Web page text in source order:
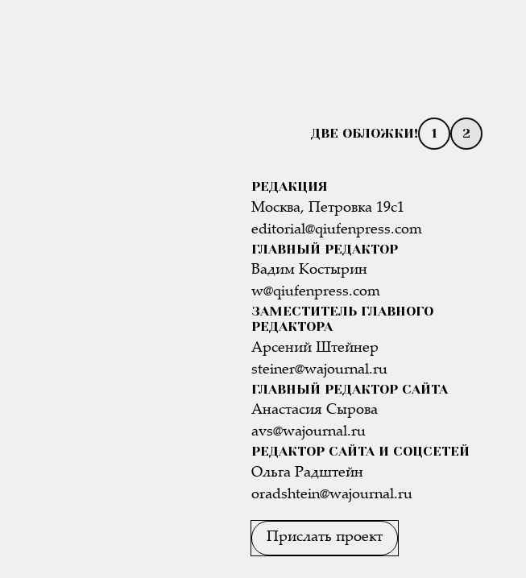
1 2
РЕДАКЦИЯ
Москва, Петровка 19с1
editorial@qiufenpress.com
ГЛАВНЫЙ РЕДАКТОР
Вадим Костырин
w@qiufenpress.com
ЗАМЕСТИТЕЛЬ ГЛАВНОГО
РЕДАКТОРА
Арсений Штейнер
steiner@wajournal.ru
ГЛАВНЫЙ РЕДАКТОР САЙТА
Анастасия Сырова
avs@wajournal.ru
РЕДАКТОР САЙТА И СОЦСЕТЕЙ
Ольга Радштейн
oradshtein@wajournal.ru
Прислать проект